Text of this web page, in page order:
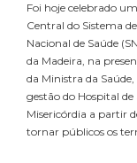
Foi hoje celebrado
Central do Sistema
Nacional de Saúde
da Madeira, na
da Ministra da
gestão do Hospital de
Misericórdia a partir
tornar públicos os